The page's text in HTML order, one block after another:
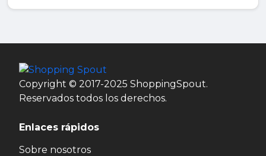
Copyright © 2017-2025 ShoppingSpout.
Reservados todos los derechos.
Enlaces rápidos
Sobre nosotros